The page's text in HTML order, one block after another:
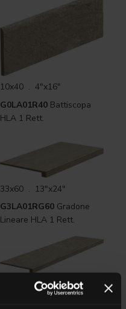
10x40 . 4"x16"
G0LA01R40 Battiscopa
HLA 1 Rett.
33x60 . 13"x24"
G3LA01RG60 Gradone
Lineare HLA 1 Rett.
33x120 . 13"x48"